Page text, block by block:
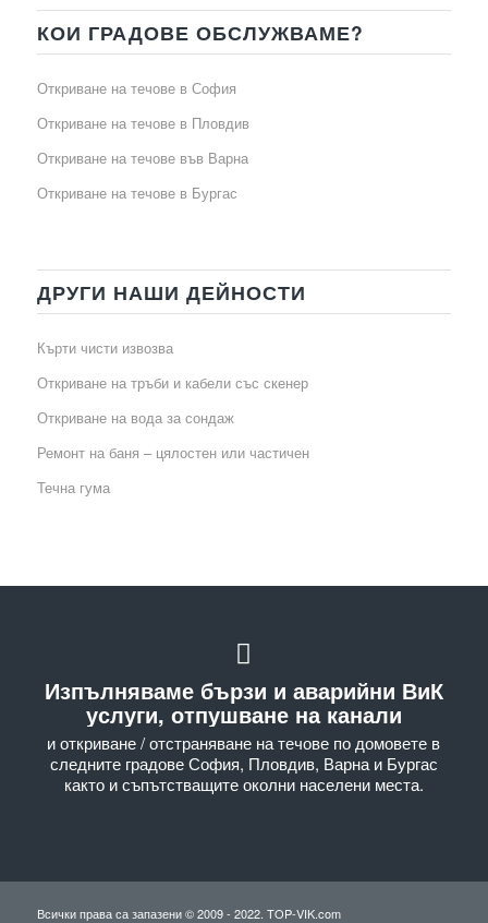
КОИ ГРАДОВЕ ОБСЛУЖВАМЕ?
Откриване на течове в София
Откриване на течове в Пловдив
Откриване на течове във Варна
Откриване на течове в Бургас
ДРУГИ НАШИ ДЕЙНОСТИ
Кърти чисти извозва
Откриване на тръби и кабели със скенер
Откриване на вода за сондаж
Ремонт на баня – цялостен или частичен
Течна гума
Изпълняваме бързи и аварийни ВиК
услуги, отпушване на канали
и откриване / отстраняване на течове по домовете в
следните градове София, Пловдив, Варна и Бургас
както и съпътстващите околни населени места.
Всички права са запазени © 2009 - 2022. TOP-VIK.com